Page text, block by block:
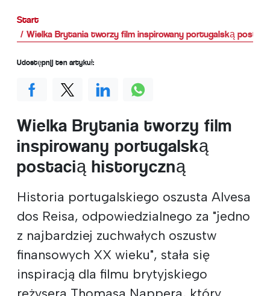
Start
Wielka Brytania tworzy film inspirowany portugalską
Wielka Brytania tworzy film
inspirowany portugalską
postacią historyczną
Historia portugalskiego oszusta Alvesa
dos Reisa, odpowiedzialnego za "jedno
z najbardziej zuchwałych oszustw
finansowych XX wieku", stała się
inspiracją dla filmu brytyjskiego
Udostępnij ten artykuł: